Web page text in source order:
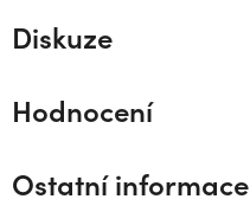
Diskuze
Hodnocení
Ostatní informace